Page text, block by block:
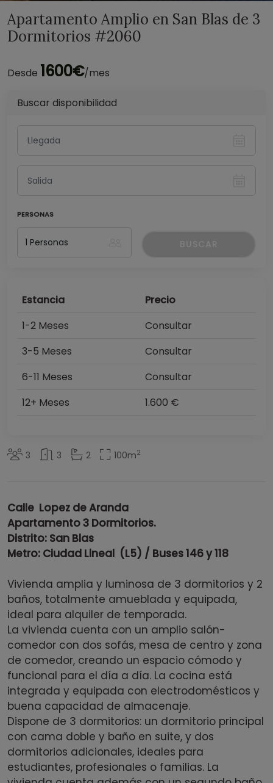
Apartamento Amplio en San Blas de 3
Dormitorios #2060
Desde 1600€/mes
Buscar disponibilidad
PERSONAS
Estancia
Precio
1-2 Meses
Consultar
3-5 Meses
Consultar
6-11 Meses
Consultar
12+ Meses
1.600 €
3 3 2 100m2
Calle Lopez de Aranda
Apartamento 3 Dormitorios.
Distrito: San Blas
Metro: Ciudad Lineal (L5) / Buses 146 y 118
Vivienda amplia y luminosa de 3 dormitorios y 2
baños, totalmente amueblada y equipada,
ideal para alquiler de temporada.
La vivienda cuenta con un amplio salón-
comedor con dos sofás, mesa de centro y zona
de comedor, creando un espacio cómodo y
funcional para el día a día. La cocina está
integrada y equipada con electrodomésticos y
buena capacidad de almacenaje.
Dispone de 3 dormitorios: un dormitorio principal
con cama doble y baño en suite, y dos
dormitorios adicionales, ideales para
estudiantes, profesionales o familias. La